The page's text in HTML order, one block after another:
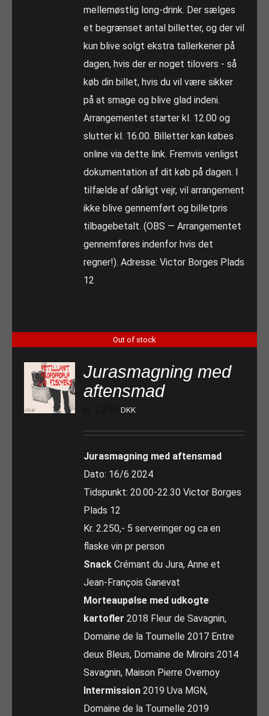
mellemøstlig long-drink. Der sælges
et begrænset antal billetter, og der vil
kun blive solgt ekstra tallerkener på
dagen, hvis der er noget tilovers - så
køb din billet, hvis du vil være sikker
på at smage og blive glad indeni.
Arrangementet starter kl. 12.00 og
slutter kl. 16.00. Billetter kan købes
online via dette link. Fremvis venligst
dokumentation af dit køb på dagen. I
tilfælde af dårligt vejr, vil arrangement
ikke blive gennemført og billetpris
tilbagebetalt. (OBS — Arrangementet
gennemføres indenfor hvis det
regner!). Adresse: Victor Borges Plads
12
Out of stock
Jurasmagning med
aftensmad
DKK
Jurasmagning med aftensmad
Dato: 16/6 2024
Tidspunkt: 20.00-22.30 Victor Borges
Plads 12
Kr. 2.250,- 5 serveringer og ca en
flaske vin pr person
SnackCrémant du Jura, Anne et
Jean-François Ganevat
Morteaupølse med udkogte
kartofler 2018 Fleur de Savagnin,
Domaine de la Tournelle 2017 Entre
deux Bleus, Domaine de Miroirs 2014
Savagnin, Maison Pierre Overnoy
Intermission 2019 Uva MGN,
Domaine de la Tournelle 2019